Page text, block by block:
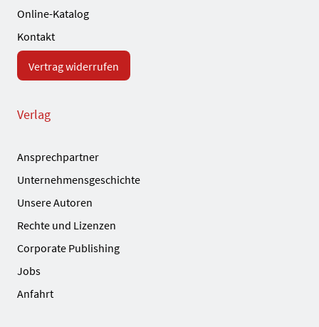
Online-Katalog
Kontakt
Vertrag widerrufen
Verlag
Ansprechpartner
Unternehmensgeschichte
Unsere Autoren
Rechte und Lizenzen
Corporate Publishing
Jobs
Anfahrt